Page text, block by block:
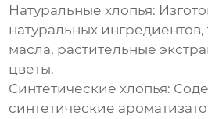
Натуральные хлопья:
натуральных
масла, растительные
цветы.
Синтетические хлопья:
синтетические